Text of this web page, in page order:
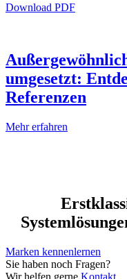
Download PDF
umgesetzt:
Referenzen
Mehr erfahren
Marken kennenlernen
Sie haben noch Fragen?